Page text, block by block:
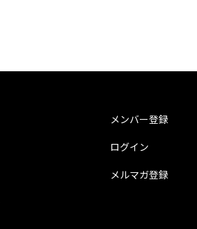
メンバー登録
ログイン
メルマガ登録